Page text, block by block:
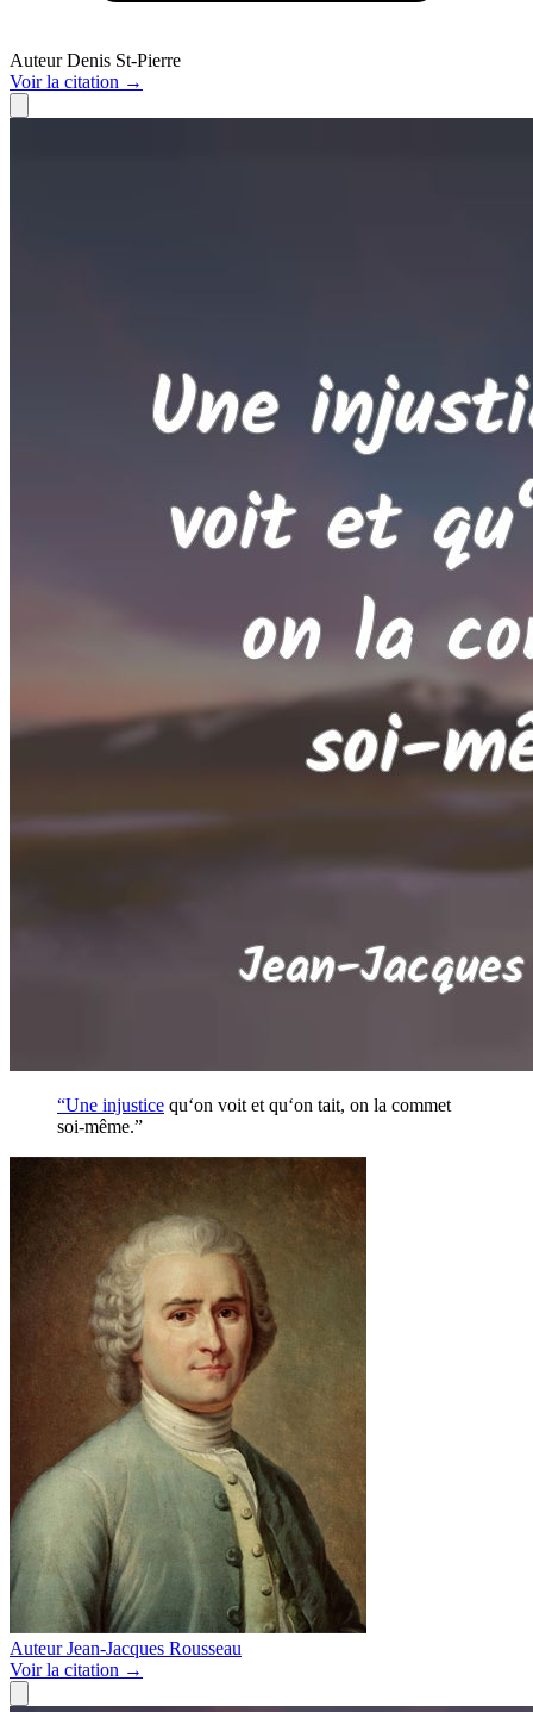
Auteur Denis St-Pierre
Voirla citation →
“Une injustice qu‘on voit et qu‘on tait, on la commet
soi-même.”
Auteur Jean-Jacques Rousseau
Voirla citation →